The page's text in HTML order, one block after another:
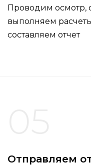
Проводим
выполняем
составляем отчет
Отправляем